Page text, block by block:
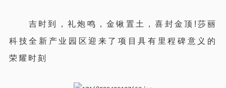
吉时到，礼炮鸣，金锹置土，喜封金顶!莎丽
科技全新产业园区迎来了项目具有里程碑意义的
荣耀时刻